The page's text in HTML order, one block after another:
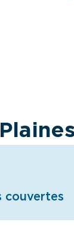
couvertes